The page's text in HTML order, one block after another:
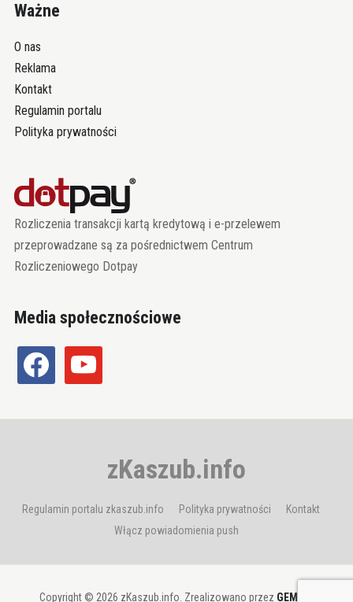
Ważne
O nas
Reklama
Kontakt
Regulamin portalu
Polityka prywatności
Rozliczenia transakcji kartą kredytową i e-przelewem
przeprowadzane są za pośrednictwem Centrum
Rozliczeniowego Dotpay
Media społecznościowe
facebook youtube
zKaszub.info
Regulamin portalu zkaszub.info Polityka prywatności
Kontakt
Włącz powiadomienia push
Copyright © 2026 zKaszub.info. Zrealizowano przez GEMBIT